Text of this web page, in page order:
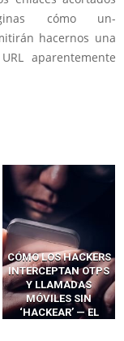
cómo un-
hacernos una
aparentemente
CÓMO LOS HACKERS
INTERCEPTAN OTPS
Y LLAMADAS
MÓVILES SIN
‘HACKEAR’ — EL